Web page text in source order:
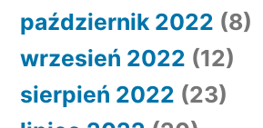
październik 2022 (8)
wrzesień 2022 (12)
sierpień 2022 (23)